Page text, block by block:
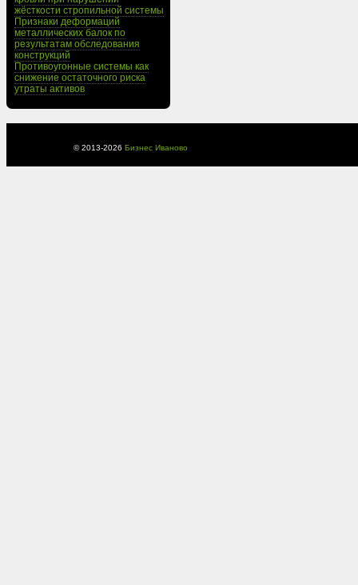
жёсткости стропильной системы
Признаки деформаций
металлических балок по
результатам обследования
конструкций
Противоугонные системы как
снижение остаточного риска
утраты активов
© 2013-2026 Бизнес Иваново